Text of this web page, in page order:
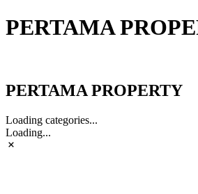
PERTAMA
PERTAMA PROPERTY
Loading categories...
Loading...